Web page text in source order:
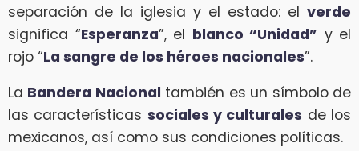
separación de la iglesia y el estado: el verde
significa “Esperanza”, el blanco “Unidad” y el
rojo “La sangre de los héroes nacionales”.
La Bandera Nacional también es un símbolo de
las características sociales y culturales de los
mexicanos, así como sus condiciones políticas.